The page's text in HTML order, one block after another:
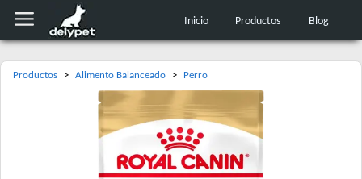
Inicio Productos Blog
Productos > Alimento Balanceado > Perro